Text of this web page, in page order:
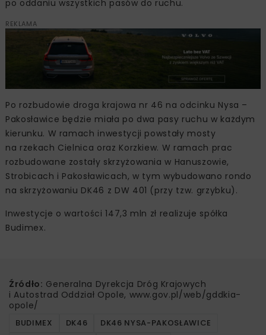
po oddaniu wszystkich pasów do ruchu.
REKLAMA
Po rozbudowie droga krajowa nr 46 na odcinku Nysa –
Pakosławice będzie miała po dwa pasy ruchu w każdym
kierunku. W ramach inwestycji powstały mosty
na rzekach Cielnica oraz Korzkiew. W ramach prac
rozbudowane zostały skrzyżowania w Hanuszowie,
Strobicach i Pakosławicach, w tym wybudowano rondo
na skrzyżowaniu DK46 z DW 401 (przy tzw. grzybku).
Inwestycje o wartości 147,3 mln zł realizuje spółka
Budimex.
Źródło: Generalna Dyrekcja Dróg Krajowych
i Autostrad Oddział Opole, www.gov.pl/web/gddkia-
opole/
BUDIMEX DK46
DK46 NYSA-PAKOSŁAWICE